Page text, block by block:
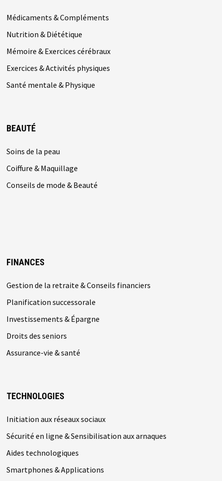
Médicaments & Compléments
Nutrition & Diététique
Mémoire & Exercices cérébraux
Exercices & Activités physiques
Santé mentale & Physique
BEAUTÉ
Soins de la peau
Coiffure & Maquillage
Conseils de mode & Beauté
FINANCES
Gestion de la retraite & Conseils financiers
Planification successorale
Investissements & Épargne
Droits des seniors
Assurance-vie & santé
TECHNOLOGIES
Initiation aux réseaux sociaux
Sécurité en ligne & Sensibilisation aux arnaques
Aides technologiques
Smartphones & Applications